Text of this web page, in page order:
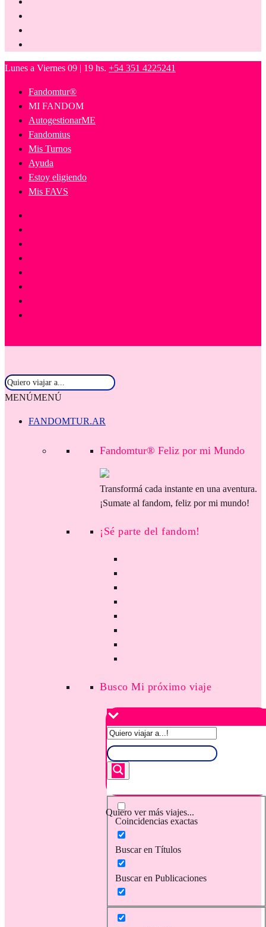
Lunes a Viernes 09 | 19 hs. +54 351 4225241
Fandomtur®
MI FANDOM
AutogestionarME
Fandomius
Mis Turnos
Ayuda
Estoy eligiendo
Mis FAVS
MENÚMENÚ
FANDOMTUR.AR
Fandomtur® Feliz por mi Mundo
Transformá cada instante en una aventura.
¡Sumate al fandom, feliz por mi mundo!
¡Sé parte del fandom!
Busco Mi próximo viaje
Quiero ver más viajes...
Coincidencias exactas
Buscar en Títulos
Buscar en Publicaciones